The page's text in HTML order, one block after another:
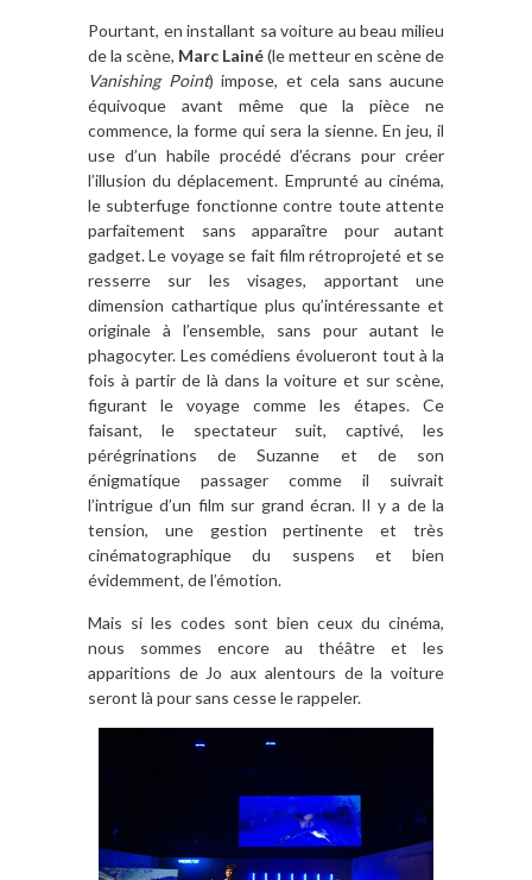
Pourtant, en installant sa voiture au beau milieu
de la scène, Marc Lainé(le metteur en scène de
Vanishing Point) impose, et cela sans aucune
équivoque avant même que la pièce ne
commence, la forme qui sera la sienne. En jeu, il
use d’un habile procédé d’écrans pour créer
l’illusion du déplacement. Emprunté au cinéma,
le subterfuge fonctionne contre toute attente
parfaitement sans apparaître pour autant
gadget. Le voyage se fait film rétroprojeté et se
resserre sur les visages, apportant une
dimension cathartique plus qu’intéressante et
originale à l’ensemble, sans pour autant le
phagocyter. Les comédiens évolueront tout à la
fois à partir de là dans la voiture et sur scène,
figurant le voyage comme les étapes. Ce
faisant, le spectateur suit, captivé, les
pérégrinations de Suzanne et de son
énigmatique passager comme il suivrait
l’intrigue d’un film sur grand écran. Il y a de la
tension, une gestion pertinente et très
cinématographique du suspens et bien
évidemment, de l’émotion.
Mais si les codes sont bien ceux du cinéma,
nous sommes encore au théâtre et les
apparitions de Jo aux alentours de la voiture
seront là pour sans cesse le rappeler.